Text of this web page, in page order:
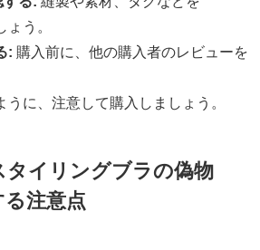
う。
: 購入前に、他の購入者のレビューを
に、注意して購入しましょう。
タイリングブラの偽物
注意点